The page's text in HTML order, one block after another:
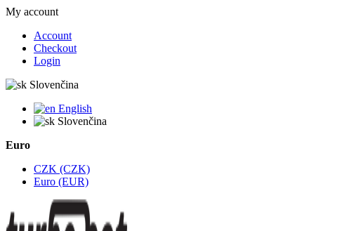
My account
Account
Checkout
Login
Slovenčina
English
Slovenčina
Euro
CZK (CZK)
Euro (EUR)